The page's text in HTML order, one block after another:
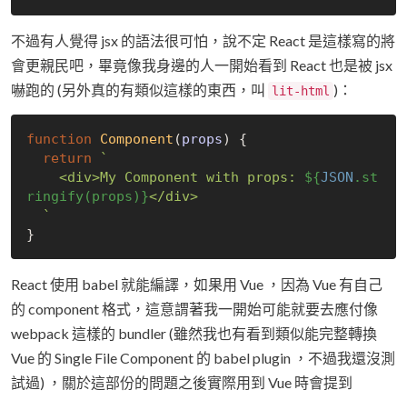
不過有人覺得 jsx 的語法很可怕，說不定 React 是這樣寫的將
會更親民吧，畢竟像我身邊的人一開始看到 React 也是被 jsx
嚇跑的 (另外真的有類似這樣的東西，叫
lit-html )：
function Component (props) {
return
`
    <div>My Component with props:
${JSON .st
ringify(props)}</div>
  `
React 使用 babel 就能編譯，如果用 Vue ，因為 Vue 有自己
的 component 格式，這意謂著我一開始可能就要去應付像
webpack 這樣的 bundler (雖然我也有看到類似能完整轉換
Vue 的 Single File Component 的 babel plugin ，不過我還沒測
試過) ，關於這部份的問題之後實際用到 Vue 時會提到